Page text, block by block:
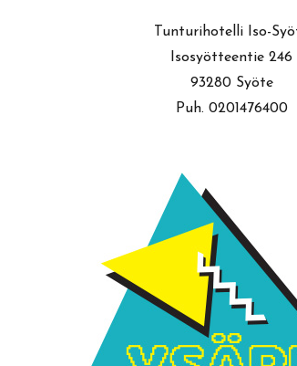
Tunturihotelli Iso-
Isosyötteentie 246
93280 Syöte
Puh. 0201476400